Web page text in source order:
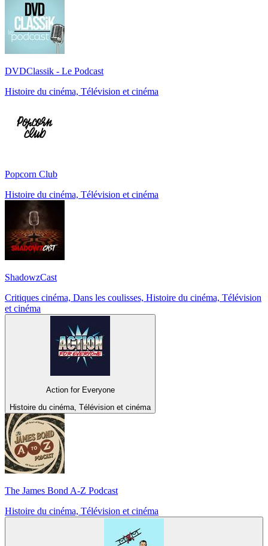
DVDClassik - Le Podcast
Histoire du cinéma, Télévision et cinéma
Popcorn Club
Histoire du cinéma, Télévision et cinéma
ShadowzCast
Critiques cinéma, Dans les coulisses, Histoire du cinéma, Télévision
et cinéma
Action for Everyone
Histoire du cinéma, Télévision et cinéma
The James Bond A-Z Podcast
Histoire du cinéma, Télévision et cinéma